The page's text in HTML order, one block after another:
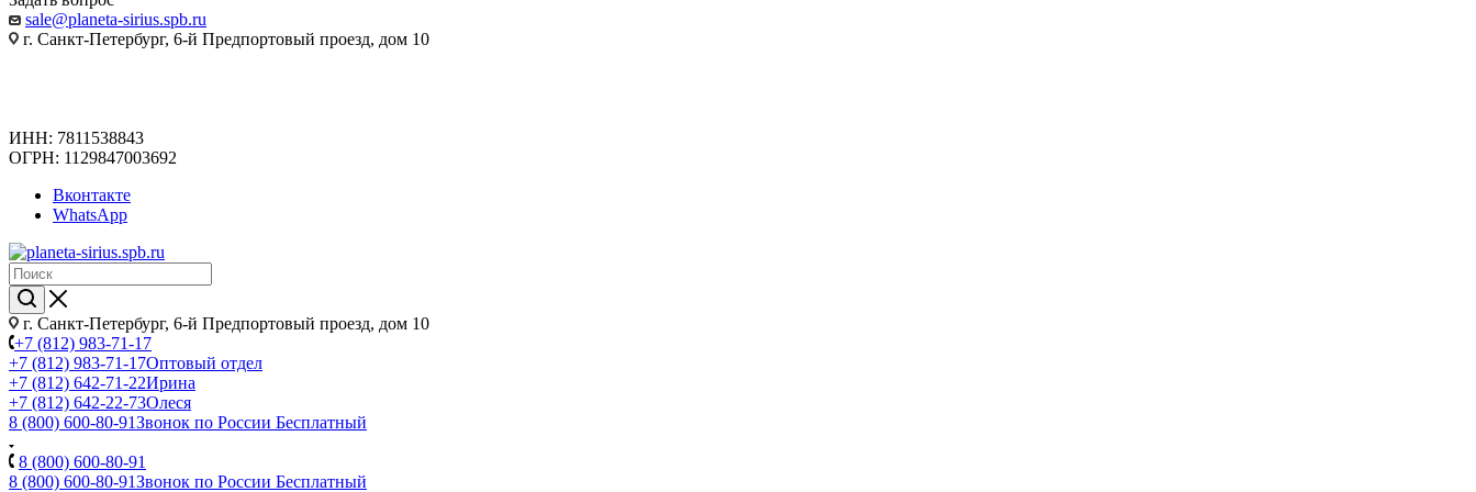
sale@planeta-sirius.spb.ru
г. Санкт-Петербург, 6-й Предпортовый проезд, дом 10
ИНН: 7811538843
ОГРН: 1129847003692
Вконтакте
WhatsApp
г. Санкт-Петербург, 6-й Предпортовый проезд, дом 10
+7 (812) 983-71-17
+7 (812) 983-71-17Оптовый отдел
+7 (812) 642-71-22Ирина
+7 (812) 642-22-73Олеся
8 (800) 600-80-91Звонок по России Бесплатный
8 (800) 600-80-91
8 (800) 600-80-91Звонок по России Бесплатный